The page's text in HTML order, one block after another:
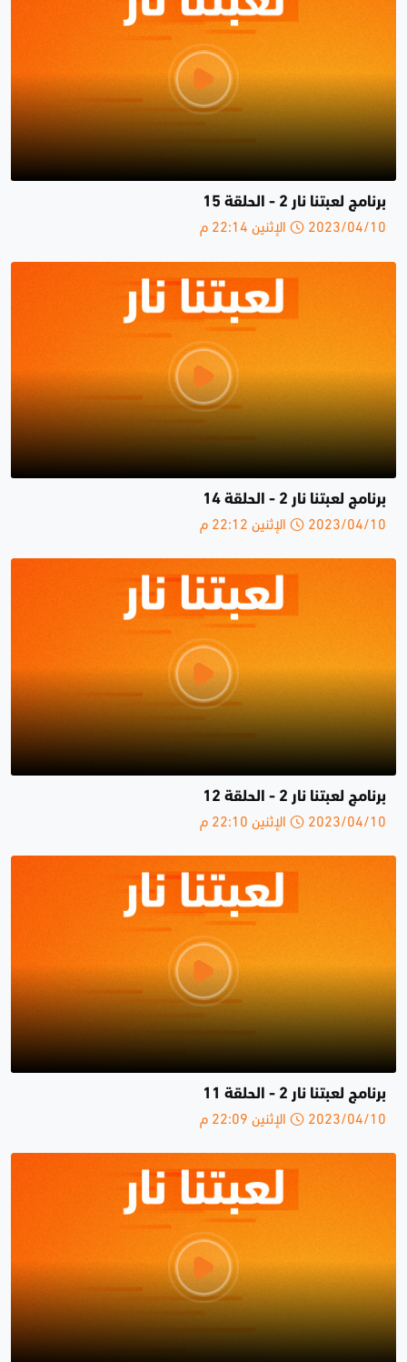
برنامج لعبتنا نار 2 - الحلقة 15
2023/04/10 الإثنين 22:14 م
برنامج لعبتنا نار 2 - الحلقة 14
2023/04/10 الإثنين 22:12 م
برنامج لعبتنا نار 2 - الحلقة 12
2023/04/10 الإثنين 22:10 م
برنامج لعبتنا نار 2 - الحلقة 11
2023/04/10 الإثنين 22:09 م